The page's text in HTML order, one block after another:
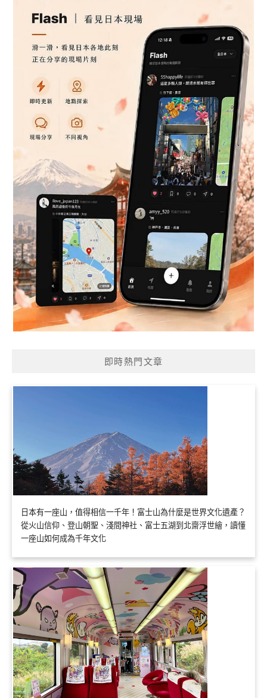
即時熱門文章
日本有一座山，值得相信一千年！富士山為什麼是世界文化遺產？
從火山信仰、登山朝聖、淺間神社、富士五湖到北齋浮世繪，讀懂
一座山如何成為千年文化